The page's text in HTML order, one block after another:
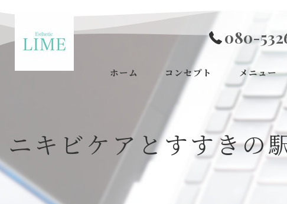
080-
ホーム コンセプト メニュー
ニキビケアとすすきの